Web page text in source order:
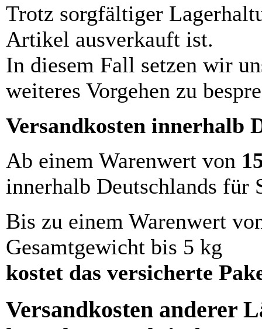
Trotz sorgfältiger
Artikel ausverkauft ist.
In diesem Fall setzen wir
weiteres Vorgehen zu
Versandkosten innerhalb
Ab einem Warenwert von
innerhalb Deutschlands für
Bis zu einem Warenwert
Gesamtgewicht bis 5 kg
kostet das versicherte
Versandkosten anderer